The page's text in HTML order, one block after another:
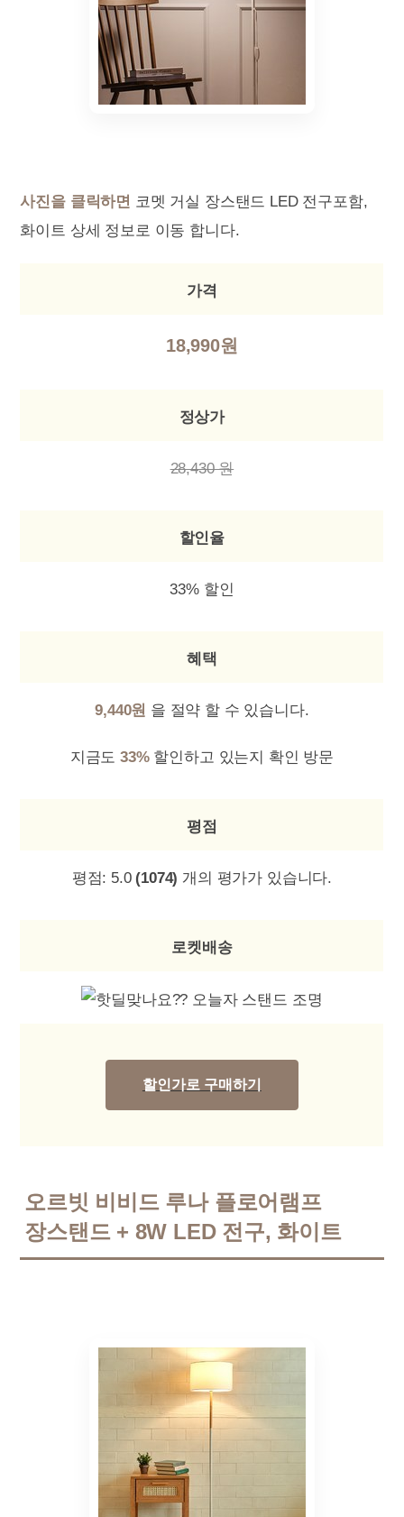
사진을 클릭하면 코멧 거실 장스탠드 LED 전구포함,
화이트 상세 정보로 이동 합니다.
가격
18,990원
정상가
28,430 원
할인율
33% 할인
혜택
9,440원 을 절약 할 수 있습니다.
지금도33%할인하고 있는지 확인 방문
평점
평점: 5.0 (1074) 개의 평가가 있습니다.
로켓배송
할인가로 구매하기
오르빗 비비드 루나 플로어램프
장스탠드 + 8W LED 전구, 화이트